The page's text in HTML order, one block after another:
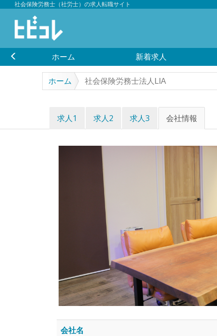
社会保険労務士（社労士）の求人転職サイト
ホーム 新着求人
ホーム 社会保険労務士法人LIA
求人1 求人2 求人3 会社情報
会社名